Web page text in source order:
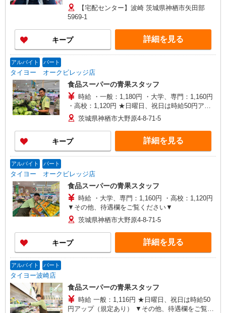
委託スタッフの平均収入17.5万円 研修制度あり 研
修日数 10日 研修時の給与 日額6,000円 ＊内容
本のお客さま対応 など 3日目〜4日目：現場研修
先輩スタッフと同行 など 5日目〜6日目：座学
研修 同行の振り返り、商品知識 など 7日目：
日目：座学研修 お客さま対応、希望収入シミュ
レーション など
【宅配センター】波崎 茨城県神栖市矢田部
5969-1
キープ 詳細を見る
アルバイト パート
タイヨー オークビレッジ店
食品スーパーの青果スタッフ
時給 ・一般：1,180円 ・大学、専門：1,160円
・高校：1,120円 ★日曜日、祝日は時給50円アッ
プ（規定あり） ▼その他、待遇欄をご覧ください
▼
茨城県神栖市大野原4-8-71-5
キープ 詳細を見る
アルバイト パート
タイヨー オークビレッジ店
食品スーパーの青果スタッフ
時給 ・大学、専門：1,160円 ・高校：1,120円
▼その他、待遇欄をご覧ください▼
茨城県神栖市大野原4-8-71-5
キープ 詳細を見る
アルバイト パート
タイヨー波崎店
食品スーパーの青果スタッフ
時給 一般：1,116円 ★日曜日、祝日は時給50
円アップ（規定あり） ▼その他、待遇欄をご覧く